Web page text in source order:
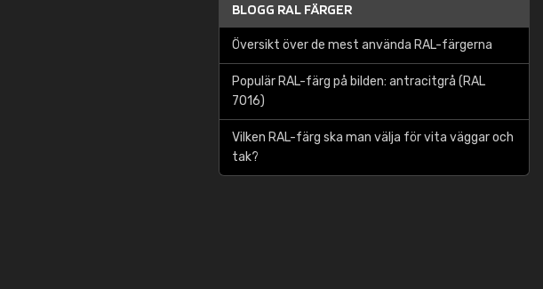
BLOGG RAL FÄRGER
Översikt över de mest använda RAL-färgerna
Populär RAL-färg på bilden: antracitgrå (RAL
7016)
Vilken RAL-färg ska man välja för vita väggar och
tak?